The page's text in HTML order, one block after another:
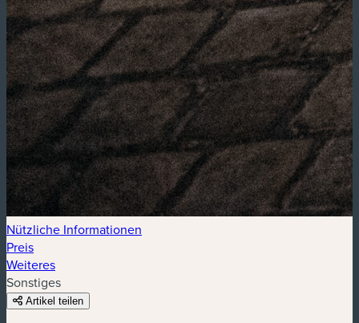
Nützliche Informationen
Preis
Weiteres
Sonstiges
Artikel teilen